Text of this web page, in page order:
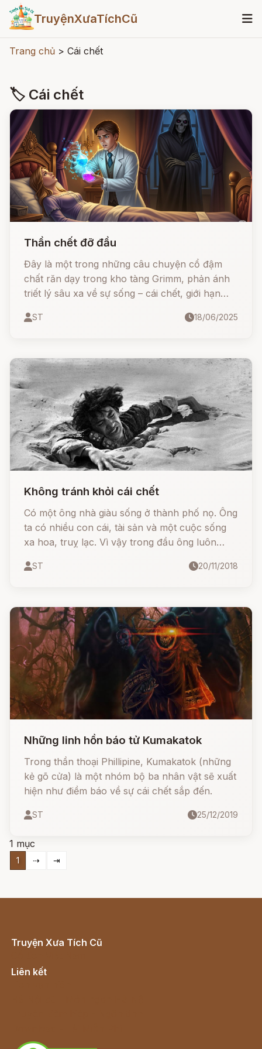
TruyệnXưaTíchCũ
Trang chủ > Cái chết
🏷 Cái chết
Thần chết đỡ đầu
Đây là một trong những câu chuyện cổ đậm
chất răn dạy trong kho tàng Grimm, phản ánh
triết lý sâu xa về sự sống – cái chết, giới hạn
ST 18/06/2025
Không tránh khỏi cái chết
Có một ông nhà giàu sống ở thành phố nọ. Ông
ta có nhiều con cái, tài sản và một cuộc sống
xa hoa, truỵ lạc. Vì vậy trong đầu ông luôn
ST 20/11/2018
Những linh hồn báo tử Kumakatok
Trong thần thoại Phillipine, Kumakatok (những
kẻ gõ cửa) là một nhóm bộ ba nhân vật sẽ xuất
hiện như điềm báo về sự cái chết sắp đến.
ST 25/12/2019
1 mục
1 ⇢ ⇥
Truyện Xưa Tích Cũ
Liên kết